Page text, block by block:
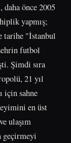
önce 2005
yapmış;
tarihe "İstanbul
futbol
Şimdi sıra
21 yıl
için sahne
en üst
ulaşım
geçirmeyi